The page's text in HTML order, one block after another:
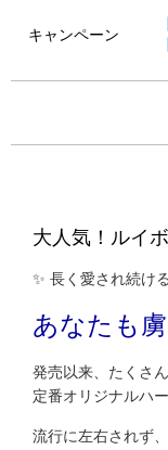
キャンペーン
大人気！ルイ
✨ 長く愛され続け
あなたも
発売以来、たくさ
定番オリジナルハ
流行に左右されず、